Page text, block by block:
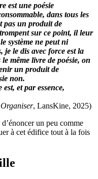
est une poésie
dans tous les
pas un produit de
sur ce point, il leur
système ne peut ni
je le dis avec force est la
même livre de poésie, on
un produit de
non.
et par essence,
, LansKine, 2025)
un peu comme
à cet édifice tout à la fois